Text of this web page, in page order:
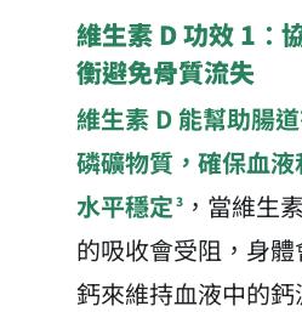
維生素 D 功效 1：
衡避免骨質流失
維生素 D 能幫助腸
磷礦物質，確保血
水平穩定 3，當維生
的吸收會受阻，身
鈣來維持血液中的